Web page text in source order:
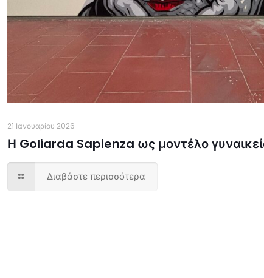
21 Ιανουαρίου 2026
Η Goliarda Sapienza ως μοντέλο
Διαβάστε περισσότερα